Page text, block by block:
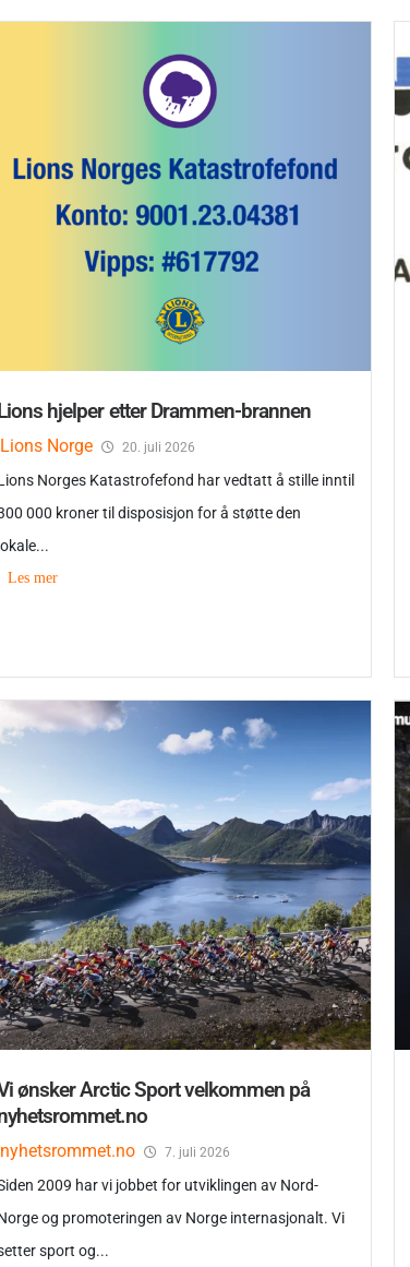
hjelper etter Drammen-brannen
Lions Norge 20. juli 2026
Norges Katastrofefond har vedtatt å stille inntil
000 kroner til disposisjon for å støtte den
lokale...
Les mer
ønsker Arctic Sport velkommen på
nyhetsrommet.no 7. juli 2026
2009 har vi jobbet for utviklingen av Nord-
og promoteringen av Norge internasjonalt. Vi
sport og...